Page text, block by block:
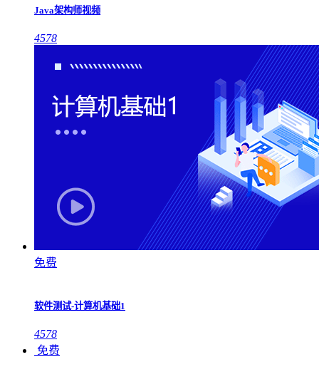
Java架构师视频
4578
免费
软件测试-计算机基础1
4578
免费